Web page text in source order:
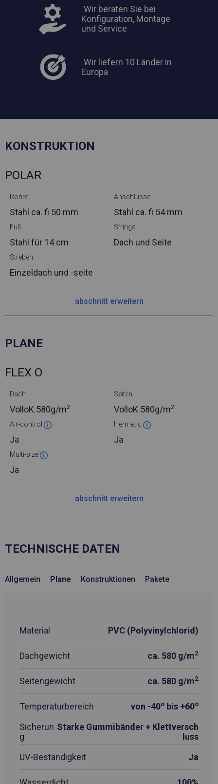
Wir beraten Sie bei
Konfiguration, Montage
und Service
Wir liefern 10 Länder in
Europa
KONSTRUKTION
POLAR
Rohre
Stahl ca. fi 50 mm
Anschlüsse
Stahl ca. fi 54 mm
Fuß
Stahl für 14 cm
Strings
Dach und Seite
Streben
Einzeldach und -seite
abschnitt erweitern
PLANE
FLEX O
Dach
VolloK.580g/m2
Seiten
VolloK.580g/m2
Air-control
Ja
Hermetic
Ja
Multi-size
Ja
abschnitt erweitern
TECHNISCHE DATEN
Allgemein Plane Konstruktionen Pakete
Material PVC (Polyvinylchlorid)
Dachgewicht ca. 580 g/m2
Seitengewicht ca. 580 g/m2
Temperaturbereich von -40o bis +60o
Sicherun
g
Starke Gummibänder + Klettversch
luss
UV-Beständigkeit
Ja